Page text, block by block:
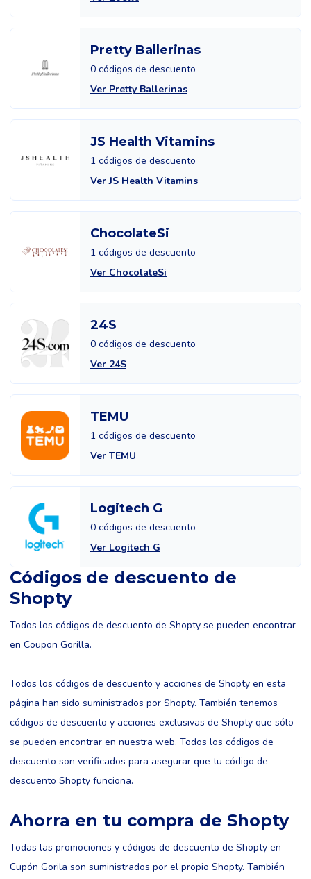
Pretty Ballerinas
0 códigos de descuento
Ver Pretty Ballerinas
JS Health Vitamins
1 códigos de descuento
Ver JS Health Vitamins
ChocolateSi
1 códigos de descuento
Ver ChocolateSi
24S
0 códigos de descuento
Ver 24S
TEMU
1 códigos de descuento
Ver TEMU
Logitech G
0 códigos de descuento
Ver Logitech G
Códigos de descuento de
Shopty
Todos los códigos de descuento de Shopty se pueden encontrar
en Coupon Gorilla.
Todos los códigos de descuento y acciones de Shopty en esta
página han sido suministrados por Shopty. También tenemos
códigos de descuento y acciones exclusivas de Shopty que sólo
se pueden encontrar en nuestra web. Todos los códigos de
descuento son verificados para asegurar que tu código de
descuento Shopty funciona.
Ahorra en tu compra de Shopty
Todas las promociones y códigos de descuento de Shopty en
Cupón Gorila son suministrados por el propio Shopty. También